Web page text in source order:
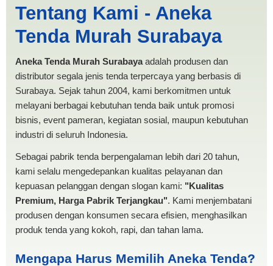
Makassar | PRODUKSI
ANEKA TENDA MURAH
Tentang Kami - Aneka
Tenda Murah Surabaya
Aneka Tenda Murah Surabayaadalah produsen dan
distributor segala jenis tenda terpercaya yang berbasis di
Surabaya. Sejak tahun 2004, kami berkomitmen untuk
melayani berbagai kebutuhan tenda baik untuk promosi
bisnis, event pameran, kegiatan sosial, maupun kebutuhan
industri di seluruh Indonesia.
Sebagai pabrik tenda berpengalaman lebih dari 20 tahun,
kami selalu mengedepankan kualitas pelayanan dan
kepuasan pelanggan dengan slogan kami: "Kualitas
Premium, Harga Pabrik Terjangkau". Kami menjembatani
produsen dengan konsumen secara efisien, menghasilkan
produk tenda yang kokoh, rapi, dan tahan lama.
Mengapa Harus Memilih Aneka Tenda?